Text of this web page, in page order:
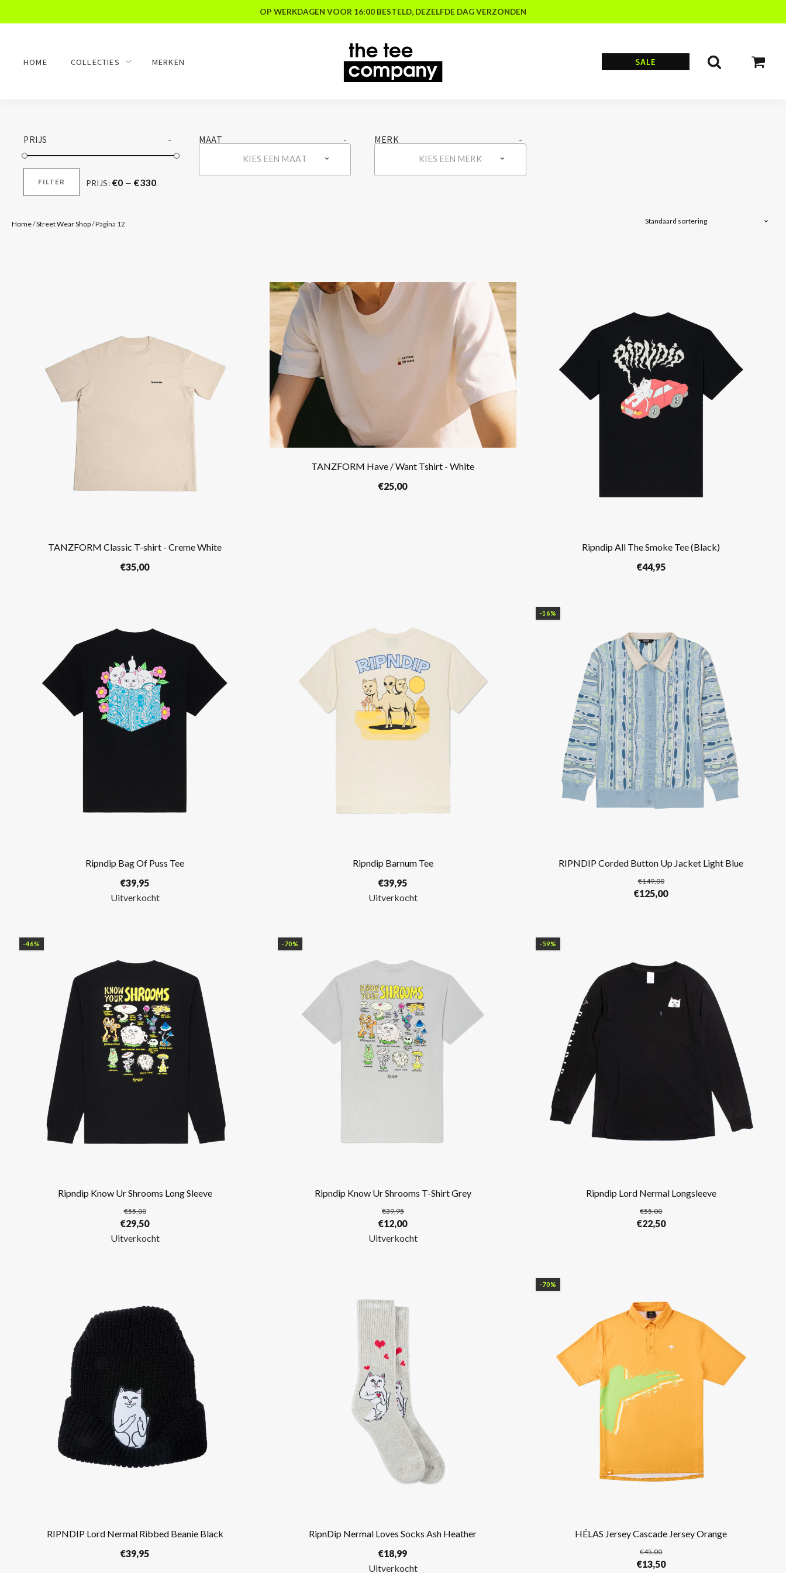
OP WERKDAGEN VOOR 16:00 BESTELD, DEZELFDE DAG VERZONDEN
HOME COLLECTIES MERKEN SALE
PRIJS
MIN.
MAX.
FILTER PRIJS: €0 — €330
MAAT
KIES EEN MAAT
MERK
KIES EEN MERK
Home/Street Wear Shop/ Pagina 12
TANZFORM Classic T-shirt - Creme White
€35,00
TANZFORM Have / Want Tshirt - White
€25,00
Ripndip All The Smoke Tee (Black)
€44,95
Ripndip Bag Of Puss Tee
€39,95
Uitverkocht
Ripndip Barnum Tee
€39,95
Uitverkocht
-16%
RIPNDIP Corded Button Up Jacket Light Blue
€149,00
Oorspronkelijke
€125,00Huidige
-46%
Ripndip Know Ur Shrooms Long Sleeve
€55,00
Oorspronkelijke
prijs
€29,50Huidige
prijs
Uitverkocht
-70%
Ripndip Know Ur Shrooms T-Shirt Grey
€39,95
Oorspronkelijke
prijs
€12,00Huidige
prijs
Uitverkocht
-59%
Ripndip Lord Nermal Longsleeve
€55,00
Oorspronkelijke
€22,50Huidige
RIPNDIP Lord Nermal Ribbed Beanie Black
€39,95
RipnDip Nermal Loves Socks Ash Heather
€18,99
Uitverkocht
-70%
HÉLAS Jersey Cascade Jersey Orange
€45,00
Oorspronkelijke
€13,50Huidige